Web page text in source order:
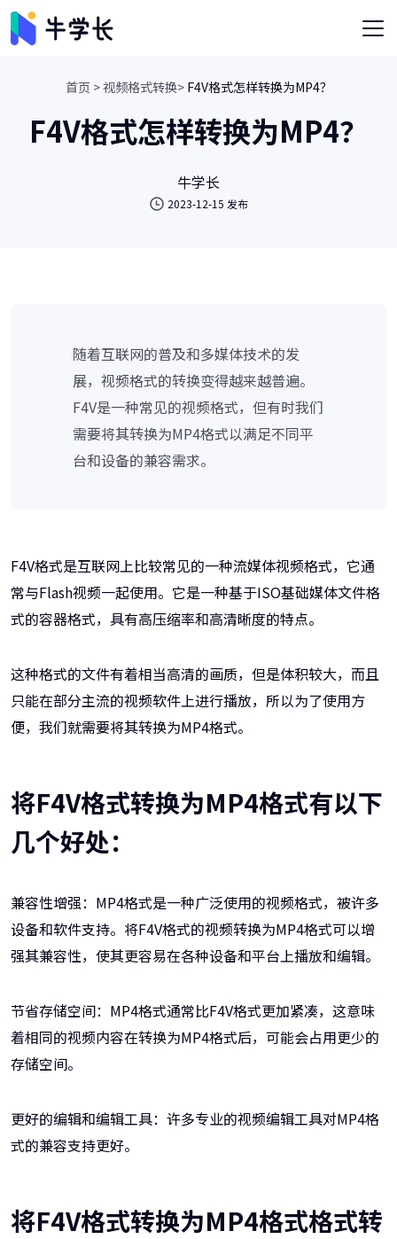
首页 >视频格式转换> F4V格式怎样转换为MP4？
F4V格式怎样转换为MP4？
牛学长
2023-12-15 发布
随着互联网的普及和多媒体技术的发
展，视频格式的转换变得越来越普遍。
F4V是一种常见的视频格式，但有时我们
需要将其转换为MP4格式以满足不同平
台和设备的兼容需求。
F4V格式是互联网上比较常见的一种流媒体视频格式，它通
常与Flash视频一起使用。它是一种基于ISO基础媒体文件格
式的容器格式，具有高压缩率和高清晰度的特点。
这种格式的文件有着相当高清的画质，但是体积较大，而且
只能在部分主流的视频软件上进行播放，所以为了使用方
便，我们就需要将其转换为MP4格式。
将F4V格式转换为MP4格式有以下
几个好处：
兼容性增强：MP4格式是一种广泛使用的视频格式，被许多
设备和软件支持。将F4V格式的视频转换为MP4格式可以增
强其兼容性，使其更容易在各种设备和平台上播放和编辑。
节省存储空间：MP4格式通常比F4V格式更加紧凑，这意味
着相同的视频内容在转换为MP4格式后，可能会占用更少的
存储空间。
更好的编辑和编辑工具：许多专业的视频编辑工具对MP4格
式的兼容支持更好。
将F4V格式转换为MP4格式格式转